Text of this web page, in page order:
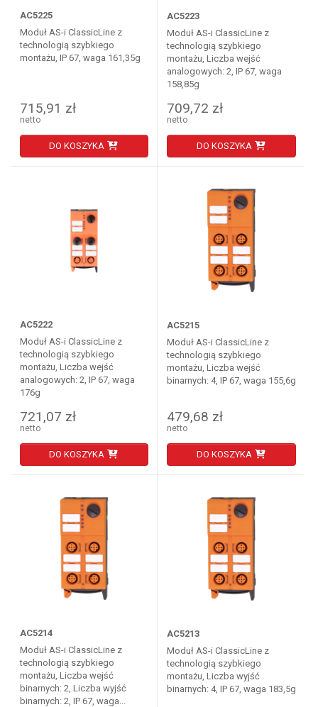
AC5225
Moduł AS-i ClassicLine z
technologią szybkiego
montażu, IP 67, waga 161,35g
715,91 zł
netto
DO KOSZYKA
AC5223
Moduł AS-i ClassicLine z
technologią szybkiego
montażu, Liczba wejść
analogowych: 2, IP 67, waga
158,85g
709,72 zł
netto
DO KOSZYKA
AC5222
Moduł AS-i ClassicLine z
technologią szybkiego
montażu, Liczba wejść
analogowych: 2, IP 67, waga
176g
721,07 zł
netto
DO KOSZYKA
AC5215
Moduł AS-i ClassicLine z
technologią szybkiego
montażu, Liczba wejść
binarnych: 4, IP 67, waga 155,6g
479,68 zł
netto
DO KOSZYKA
AC5214
Moduł AS-i ClassicLine z
technologią szybkiego
montażu, Liczba wejść
binarnych: 2, Liczba wyjść
binarnych: 2, IP 67, waga...
AC5213
Moduł AS-i ClassicLine z
technologią szybkiego
montażu, Liczba wyjść
binarnych: 4, IP 67, waga 183,5g